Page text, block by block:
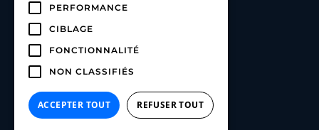
Carlo App | Linkedin
PERFORMANCE
CIBLAGE
FONCTIONNALITÉ
NON CLASSIFIÉS
ACCEPTER TOUT REFUSER TOUT